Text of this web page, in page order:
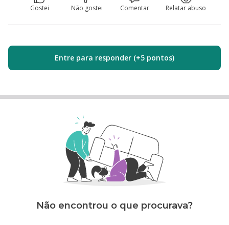
Gostei Não gostei Comentar Relatar abuso
Entre para responder (+5 pontos)
Não encontrou o que procurava?